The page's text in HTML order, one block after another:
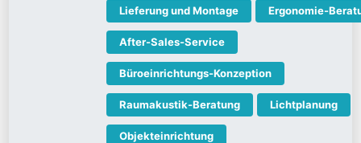
Lieferung und Montage Ergonomie-
After-Sales-Service
Büroeinrichtungs-Konzeption
Raumakustik-Beratung Lichtplanung
Objekteinrichtung